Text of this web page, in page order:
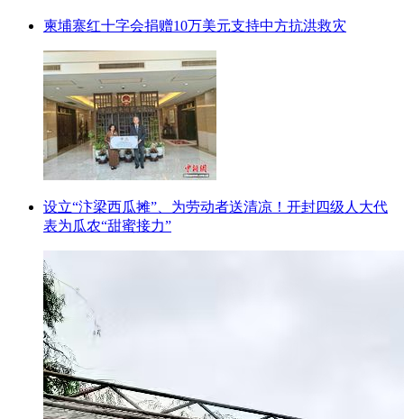
柬埔寨红十字会捐赠10万美元支持中方抗洪救灾
设立“汴梁西瓜摊”、为劳动者送清凉！开封四级人大代
表为瓜农“甜蜜接力”